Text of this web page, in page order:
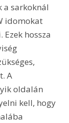
a sarkoknál
idomokat
hossza
A
oldalán
kell, hogy